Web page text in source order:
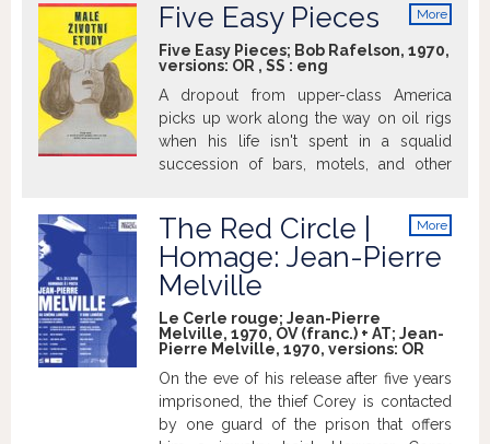
the traitor that gave him away to the
Germans and execute him. Gerbier
travels to London to discuss Allied
logistical support for the Resistance;
meanwhile, Felix is captured by the
Germans and tortured. Resistance
members Mathilde, Guillaume "Bison"
François Jardie, brother of Resistance
commandant Luc Jardie, sacrifices
himself to deliver a cyanide pill to Felix in
prison. As the months go by the
organization continues its clandestine
operations until the day a captured
becomes a threat to the mission. He will
have to be assassinated. >imdb.com
Photo source : © Studio Canal
More
Five Easy Pieces
Five Easy Pieces; Bob Rafelson, 1970,
versions: OR , SS : eng
A dropout from upper-class America
picks up work along the way on oil rigs
when his life isn't spent in a squalid
succession of bars, motels, and other
More
The Red Circle |
Homage: Jean-Pierre
Melville
Le Cerle rouge; Jean-Pierre
Melville, 1970, OV (franc.) + AT; Jean-
Pierre Melville, 1970, versions: OR
On the eve of his release after five years
imprisoned, the thief Corey is contacted
by one guard of the prison that offers